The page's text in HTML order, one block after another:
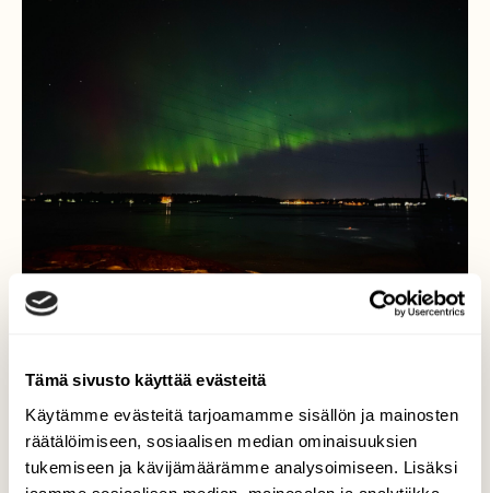
Tämä sivusto käyttää evästeitä
Käytämme evästeitä tarjoamamme sisällön ja mainosten
räätälöimiseen, sosiaalisen median ominaisuuksien
tukemiseen ja kävijämäärämme analysoimiseen. Lisäksi
Revontulia
Hietarannasta kuvatut revontulet Ke-To